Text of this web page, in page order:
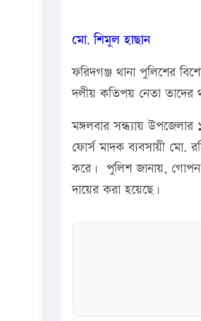
মো. শিমুল হাছান
ফরিদগঞ্জ থানা পুলিশের
দলীয় কতিপয় নেতা তাদের
মঙ্গলবার সন্ধ্যায়
ফোর্স মাদক ব্যবসায়ী মো.
করে। পুলিশ জানায়, গোপন
দায়ের করা হয়েছে।